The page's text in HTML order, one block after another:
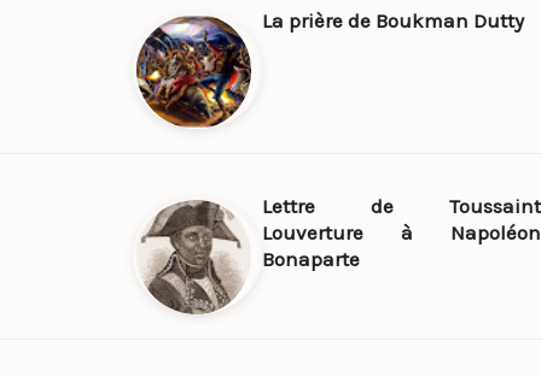
La prière de Boukman Dutty
Lettre de Toussaint
Louverture à Napoléon
Bonaparte